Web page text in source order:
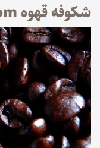
شکوفه قهوه Bloom